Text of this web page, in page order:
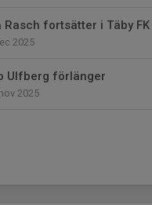
Rasch fortsätter i Täby FK
2025
Ulfberg förlänger
2025